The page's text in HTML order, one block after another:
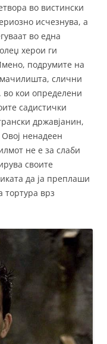
во вистински
исчезнува, а
во една
херои ги
подрумите на
слични
во кои определени
садистички
државјанин,
ненадеен
не е за слаби
своите
да ја преплаши
тортура врз